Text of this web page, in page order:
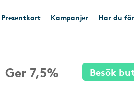
Presentkort Kampanjer Har du
Ger 7,5% Besök